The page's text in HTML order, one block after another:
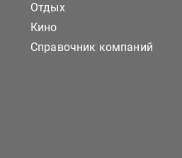
Отдых
Кино
Справочник компаний